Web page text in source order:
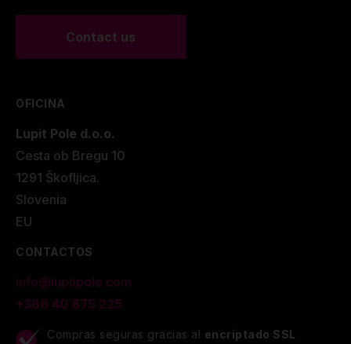
Contact us
OFICINA
Lupit Pole d.o.o.
Cesta ob Bregu 10
1291 Škofljica.
Slovenia
EU
CONTACTOS
info@lupitpole.com
+386 40 875 225
Compras seguras gracias al encriptado SSL